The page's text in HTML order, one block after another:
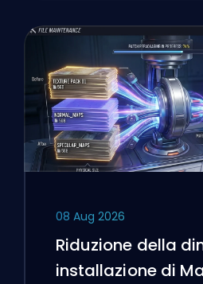
08 Aug 2026
Riduzione della
installazione di